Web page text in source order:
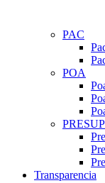
PAC
POA
Transparencia